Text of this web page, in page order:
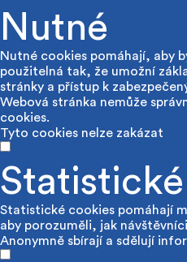
Nutné
Nutné cookies pomáhají, aby
použitelná tak, že umožní
stránky a přístup k
Webová stránka nemůže
cookies.
Tyto cookies nelze zakázat
Statistické
Statistické cookies pomáhají
aby porozuměli, jak
Anonymně sbírají a sdělují